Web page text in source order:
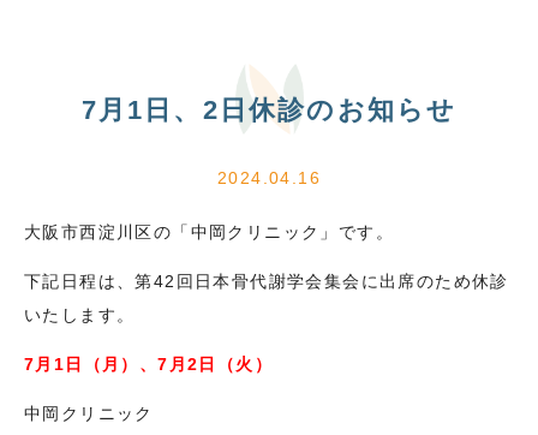
7月1日、2日休診のお知らせ
2024.04.16
大阪市西淀川区の「中岡クリニック」です。
下記日程は、第42回日本骨代謝学会集会に出席のため休診
いたします。
7月1日（月）、7月2日（火）
中岡クリニック